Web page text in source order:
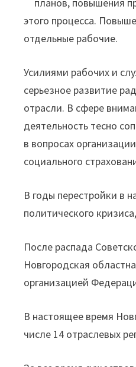
этого процесса.
отдельные рабочие.
Усилиями рабочих и
серьезное развитие
отрасли. В сфере
деятельность тесно
в вопросах
социального
В годы перестройки в
политического
После распада
Новгородская
организацией
В настоящее время
числе 14 отраслевых